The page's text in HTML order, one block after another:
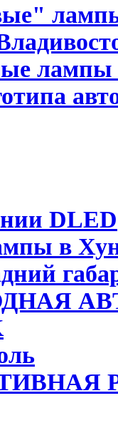
лампы
DLED
в